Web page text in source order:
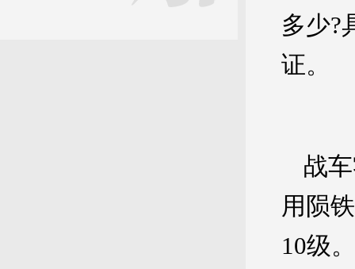
多少?
证。
战
用陨
10级